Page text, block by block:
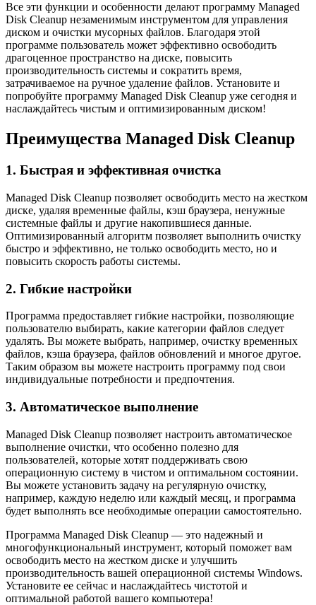
Все эти функции и особенности делают программу Managed
Disk Cleanup незаменимым инструментом для управления
диском и очистки мусорных файлов. Благодаря этой
программе пользователь может эффективно освободить
драгоценное пространство на диске, повысить
производительность системы и сократить время,
затрачиваемое на ручное удаление файлов. Установите и
попробуйте программу Managed Disk Cleanup уже сегодня и
наслаждайтесь чистым и оптимизированным диском!
Преимущества Managed Disk Cleanup
1. Быстрая и эффективная очистка
Managed Disk Cleanup позволяет освободить место на жестком
диске, удаляя временные файлы, кэш браузера, ненужные
системные файлы и другие накопившиеся данные.
Оптимизированный алгоритм позволяет выполнить очистку
быстро и эффективно, не только освободить место, но и
повысить скорость работы системы.
2. Гибкие настройки
Программа предоставляет гибкие настройки, позволяющие
пользователю выбирать, какие категории файлов следует
удалять. Вы можете выбрать, например, очистку временных
файлов, кэша браузера, файлов обновлений и многое другое.
Таким образом вы можете настроить программу под свои
индивидуальные потребности и предпочтения.
3. Автоматическое выполнение
Managed Disk Cleanup позволяет настроить автоматическое
выполнение очистки, что особенно полезно для
пользователей, которые хотят поддерживать свою
операционную систему в чистом и оптимальном состоянии.
Вы можете установить задачу на регулярную очистку,
например, каждую неделю или каждый месяц, и программа
будет выполнять все необходимые операции самостоятельно.
Программа Managed Disk Cleanup — это надежный и
многофункциональный инструмент, который поможет вам
освободить место на жестком диске и улучшить
производительность вашей операционной системы Windows.
Установите ее сейчас и наслаждайтесь чистотой и
оптимальной работой вашего компьютера!